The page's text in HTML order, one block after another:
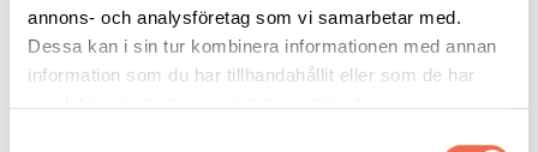
annons- och analysföretag som vi samarbetar med.
Dessa kan i sin tur kombinera informationen med annan
information som du har tillhandahållit eller som de har
samlat in när du har använt deras tjänster.